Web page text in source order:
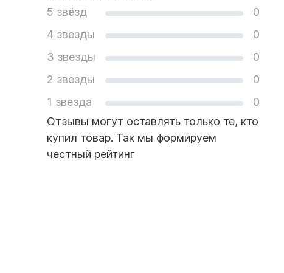
5 звёзд
0
4 звезды
0
3 звезды
0
2 звезды
0
1 звезда
0
Отзывы могут оставлять только те, кто
купил товар. Так мы формируем
честный рейтинг